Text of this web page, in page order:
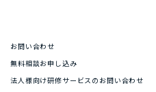
お問い合わせ
無料相談お申し込み
法人様向け研修サービスのお問い合わせ